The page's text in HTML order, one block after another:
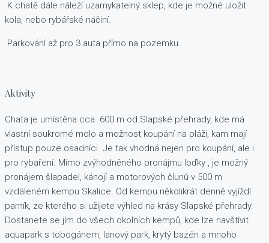
K chatě dále náleží uzamykatelný sklep, kde je možné uložit
kola, nebo rybářské náčiní.
Parkování až pro 3 auta přímo na pozemku.
Aktivity
Chata je umístěna cca. 600 m od Slapské přehrady, kde má
vlastní soukromé molo a možnost koupání na pláži, kam mají
přístup pouze osadníci. Je tak vhodná nejen pro koupání, ale i
pro rybaření. Mimo zvýhodněného pronájmu loďky , je možný
pronájem šlapadel, kánojí a motorových člunů v 500 m
vzdáleném kempu Skalice. Od kempu několikrát denně vyjíždí
parník, ze kterého si užijete výhled na krásy Slapské přehrady.
Dostanete se jím do všech okolních kempů, kde lze navštívit
aquapark s tobogánem, lanový park, krytý bazén a mnoho